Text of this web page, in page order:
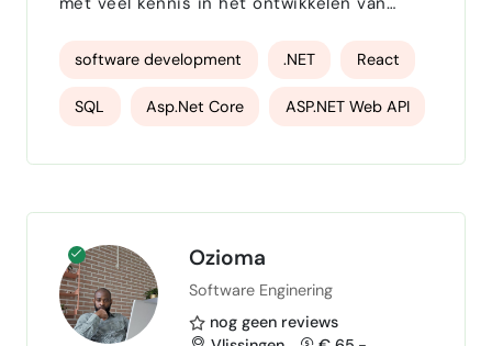
wil blijven leren en groeien, ben ik op zoek
naar kleine projectjes naast mijn vaste
baan.
software development .NET React
SQL Asp.Net Core ASP.NET Web API
Ozioma
Software Enginering
nog geen reviews